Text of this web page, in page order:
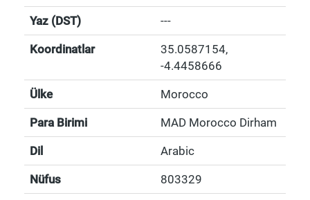
Yaz (DST) ---
Koordinatlar 35.0587154,
-4.4458666
Ülke Morocco
Para Birimi MAD Morocco Dirham
Dil Arabic
Nüfus 803329